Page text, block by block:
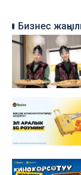
Бизнес